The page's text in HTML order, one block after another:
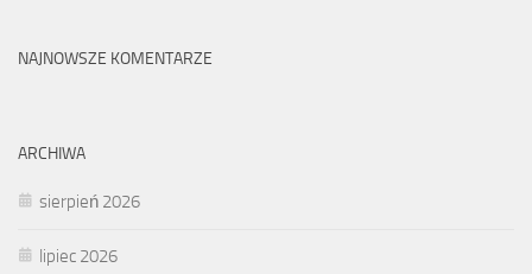
NAJNOWSZE KOMENTARZE
ARCHIWA
sierpień 2026
lipiec 2026